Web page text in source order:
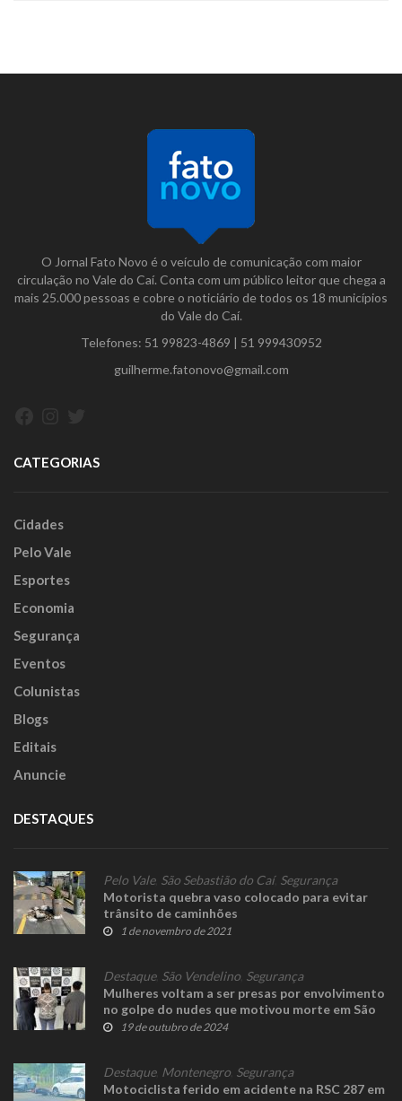
O Jornal Fato Novo é o veículo de comunicação com maior
circulação no Vale do Caí. Conta com um público leitor que chega a
mais 25.000 pessoas e cobre o noticiário de todos os 18 municípios
do Vale do Caí.
Telefones: 51 99823-4869 | 51 999430952
guilherme.fatonovo@gmail.com
CATEGORIAS
Cidades
Pelo Vale
Esportes
Economia
Segurança
Eventos
Colunistas
Blogs
Editais
Anuncie
DESTAQUES
Pelo Vale, São Sebastião do Caí, Segurança
Motorista quebra vaso colocado para evitar
trânsito de caminhões
1 de novembro de 2021
Destaque, São Vendelino Segurança
Mulheres voltam a ser presas por envolvimento
no golpe do nudes que motivou morte em São
Vendelino
19 de outubro de 2024
Destaque, Montenegro Segurança
Motociclista ferido em acidente na RSC 287 em